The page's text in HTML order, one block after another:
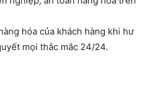
hóa của khách hàng khi hư
mọi thắc mắc 24/24.